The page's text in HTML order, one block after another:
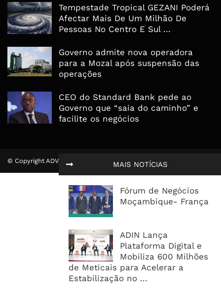
MAIS NOTÍCIAS
Fórum de Negócios
Moçambique- França
ADIN Lança
Plataforma Digital e
Mobiliza 600 Milhões
de Meticais para Acelerar a
Estabilização no ...
Tempestade Tropical GEZANI Poderá
Afectar Mais De Um Milhão De
Pessoas No Centro E Sul ...
Governo admite nova operadora
para a Mozal após suspensão das
operações
CEO do Standard Bank pede ao
Governo que “saia do caminho” e
facilite os negócios
© Copyright ADVALUE. Todos Direitos Reservados.